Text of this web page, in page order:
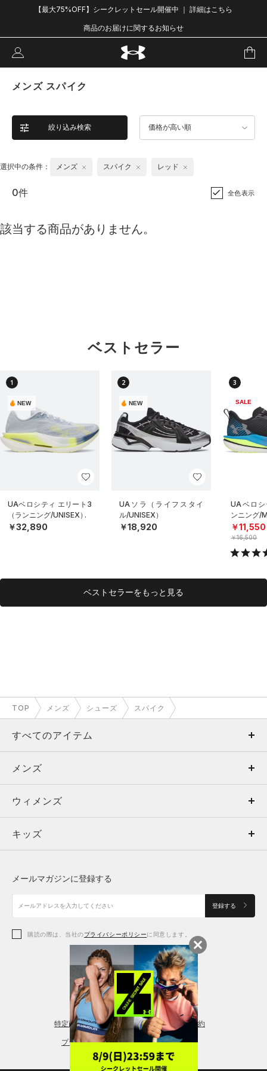
【最大75%OFF】シークレットセール開催中 ｜ 詳細はこちら
商品のお届けに関するお知らせ
メンズ スパイク
絞り込み検索 価格が高い順
選択中の条件： メンズ スパイク レッド
0件 全色表示
該当する商品がありません。
ベストセラー
1
NEW
UAベロシティ エリート3
（ランニング/UNISEX）
￥32,890
2
NEW
UAソラ（ライフスタイ
ル/UNISEX）
￥18,920
3
SALE
UAベロ
ンニング/
￥11,550
￥16,500
ベストセラーをもっと見る
TOP メンズ シューズ スパイク
すべてのアイテム
メンズ
ウィメンズ
キッズ
アクセサリー
メンズ
トップス
ボトムス
アクセサリー
ウィメンズ
トップス
シューズ
アクセサリー
レギンス＆タイツ
キッズ
シューズ
メールマガジンに登録する
登録する
購読の際は、当社のプライバシーポリシーに同意します。
特定商取引法に基づく通販の表記 会員規約
プライバシーポリシー